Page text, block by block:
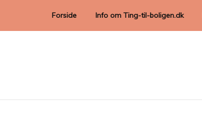
Forside Info om Ting-til-boligen.dk